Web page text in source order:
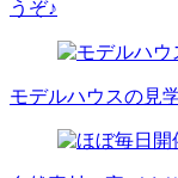
うぞ♪
モデルハウスの見